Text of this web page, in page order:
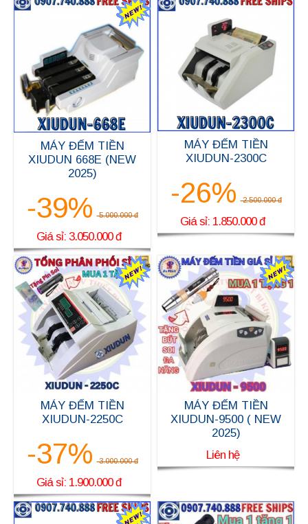
MÁY ĐẾM TIỀN
XIUDUN 668E (NEW
2025)
-39% 5.000.000 đ
Giá sỉ: 3.050.000 đ
MÁY ĐẾM TIỀN
XIUDUN-2300C
-26% 2.500.000 đ
Giá sỉ: 1.850.000 đ
MÁY ĐẾM TIỀN
XIUDUN-2250C
-37% 3.000.000 đ
Giá sỉ: 1.900.000 đ
MÁY ĐẾM TIỀN
XIUDUN-9500 ( NEW
2025)
Liên hệ